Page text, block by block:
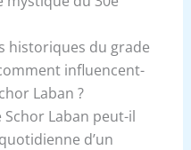
historiques du grade
influencent-
Laban ?
Laban peut-il
d’un